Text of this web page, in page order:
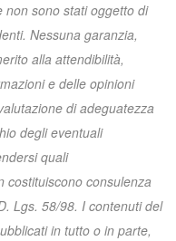
non sono stati oggetto di
Nessuna garanzia,
alla attendibilità,
e delle opinioni
di adeguatezza
degli eventuali
quali
costituiscono consulenza
Lgs. 58/98. I contenuti del
in tutto o in parte,